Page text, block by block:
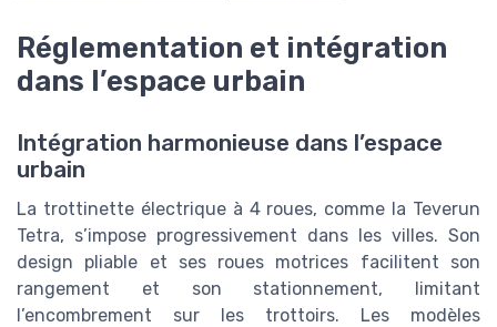
Réglementation et intégration
dans l’espace urbain
Intégration harmonieuse dans l’espace
urbain
La trottinette électrique à 4 roues, comme la Teverun
Tetra, s’impose progressivement dans les villes. Son
design pliable et ses roues motrices facilitent son
rangement et son stationnement, limitant
l’encombrement sur les trottoirs. Les modèles